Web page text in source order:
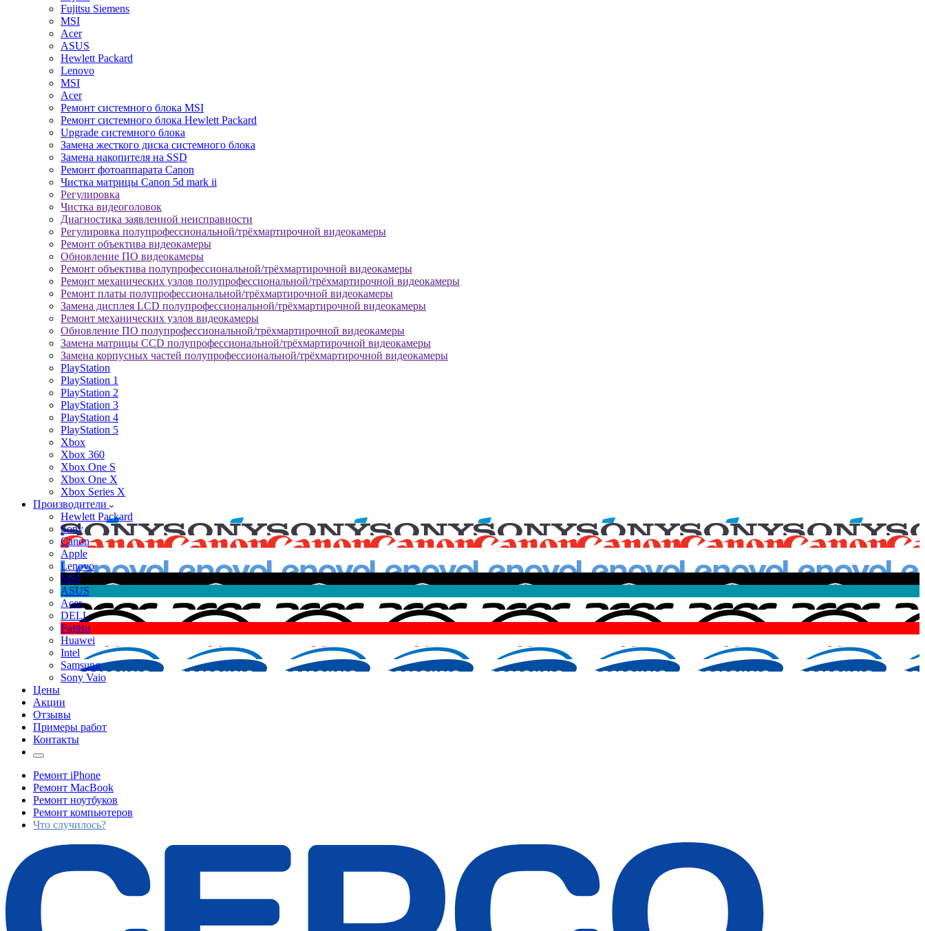
Fujitsu Siemens
MSI
Acer
ASUS
Hewlett Packard
Lenovo
MSI
Acer
Ремонт системного блока MSI
Ремонт системного блока Hewlett Packard
Upgrade системного блока
Замена жесткого диска системного блока
Замена накопителя на SSD
Ремонт фотоаппарата Canon
Чистка матрицы Canon 5d mark ii
Регулировка
Чистка видеоголовок
Диагностика заявленной неисправности
Регулировка полупрофессиональной/трёхмартирочной видеокамеры
Ремонт объектива видеокамеры
Обновление ПО видеокамеры
Ремонт объектива полупрофессиональной/трёхмартирочной видеокамеры
Ремонт механических узлов полупрофессиональной/трёхмартирочной видеокамеры
Ремонт платы полупрофессиональной/трёхмартирочной видеокамеры
Замена дисплея LCD полупрофессиональной/трёхмартирочной видеокамеры
Ремонт механических узлов видеокамеры
Обновление ПО полупрофессиональной/трёхмартирочной видеокамеры
Замена матрицы CCD полупрофессиональной/трёхмартирочной видеокамеры
Замена корпусных частей полупрофессиональной/трёхмартирочной видеокамеры
PlayStation
PlayStation 1
PlayStation 2
PlayStation 3
PlayStation 4
PlayStation 5
Xbox
Xbox 360
Xbox One S
Xbox One X
Xbox Series X
Производители
Hewlett Packard
Sony
Canon
Apple
Lenovo
MSI
ASUS
Acer
DELL
Fujitsu
Huawei
Intel
Samsung
Sony Vaio
Цены
Акции
Отзывы
Примеры работ
Контакты
Ремонт iPhone
Ремонт MacBook
Ремонт ноутбуков
Ремонт компьютеров
Что случилось?